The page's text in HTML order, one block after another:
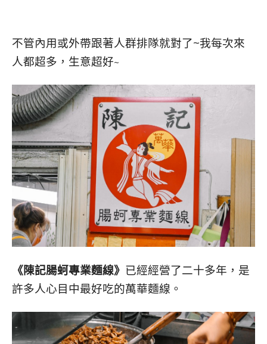
不管內用或外帶跟著人群排隊就對了~我每次來
人都超多，生意超好~
《陳記腸蚵專業麵線》 已經經營了二十多年，是
許多人心目中最好吃的萬華麵線。